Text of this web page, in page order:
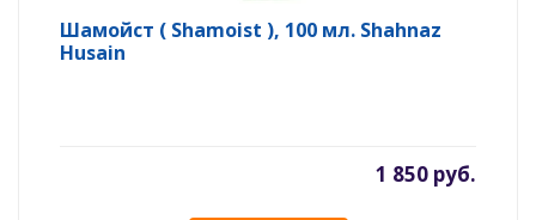
Шамойст ( Shamoist ), 100 мл. Shahnaz
Husain
1 850 руб.